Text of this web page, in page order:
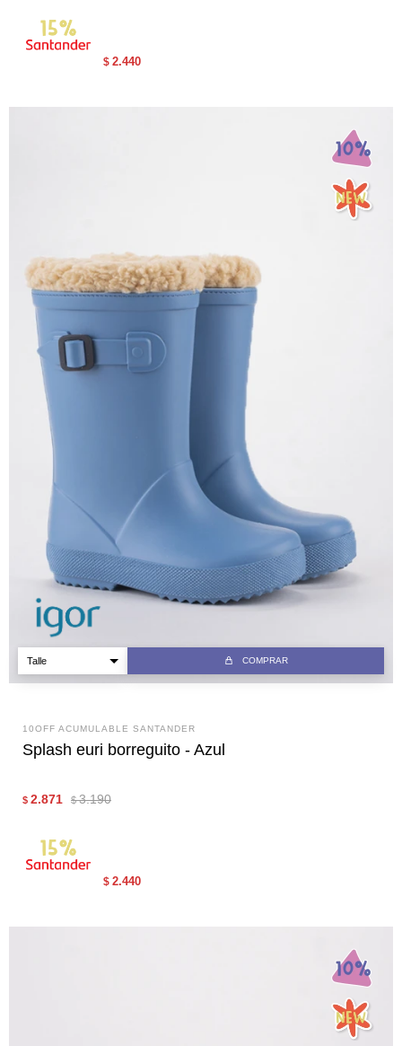
$ 2.440
COMPRAR
10OFF ACUMULABLE SANTANDER
Splash euri borreguito - Azul
$ 2.871 $ 3.190
$ 2.440